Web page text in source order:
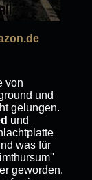
von
und
gelungen.
und
was für
geworden.